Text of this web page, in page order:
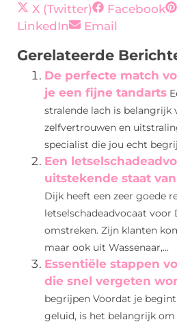
X (Twitter) Facebook
LinkedIn
Email
Gerelateerde
De perfecte match
je een fijne tandarts
stralende lach is belangrijk
zelfvertrouwen en
specialist die jou echt
Een
uitstekende staat
Dijk heeft een zeer goede
letselschadeadvocaat voor
omstreken. Zijn klanten
maar ook uit Wassenaar,...
Essentiële stappen
die snel vergeten
begrijpen Voordat je
geluid, is het belangrijk om